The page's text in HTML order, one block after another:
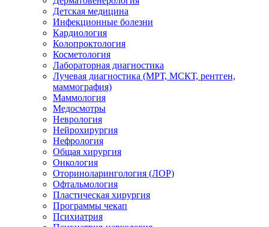
Детская медицина
Инфекционные болезни
Кардиология
Колопроктология
Косметология
Лабораторная диагностика
Лучевая диагностика (МРТ, МСКТ, рентген,
маммография)
Маммология
Медосмотры
Неврология
Нейрохирургия
Нефрология
Общая хирургия
Онкология
Оториноларингология (ЛОР)
Офтальмология
Пластическая хирургия
Программы чекап
Психиатрия